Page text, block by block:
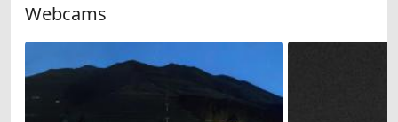
Webcams